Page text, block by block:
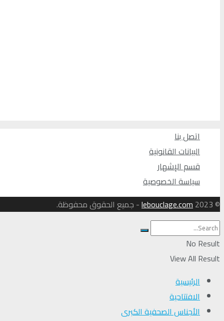
اتصل بنا
البيانات القانونية
قسم الإشهار
سياسة الخصوصية
© 2023
lebouclage.com- جميع الحقوق محفوظة.
No Result
View All Result
الرئيسية
الافتتاحية
الأجناس الصحفية الكبرى